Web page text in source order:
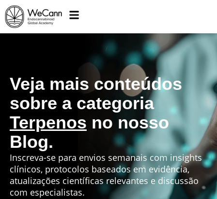
Veja mais conteúdos
sobre a categoria
Terpenos no nosso
Blog.
Inscreva-se para envios semanais com insights
clínicos, protocolos baseados em evidência,
atualizações científicas relevantes e discussão
com especialistas.